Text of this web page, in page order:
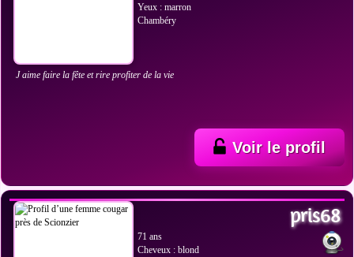
Yeux : marron
Chambéry
J aime faire la fête et rire profiter de la vie
Voir le profil
pris68
71 ans
Cheveux : blond